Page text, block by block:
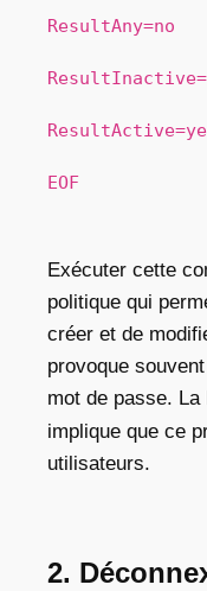
ResultAny=no
EOF
Exécuter cette
politique qui
créer et de
provoque
mot de passe. La
implique que ce
utilisateurs.
2.